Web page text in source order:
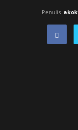
Penulis akok